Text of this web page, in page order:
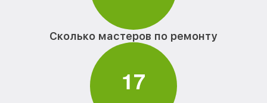
Сколько мастеров по ремонту
17